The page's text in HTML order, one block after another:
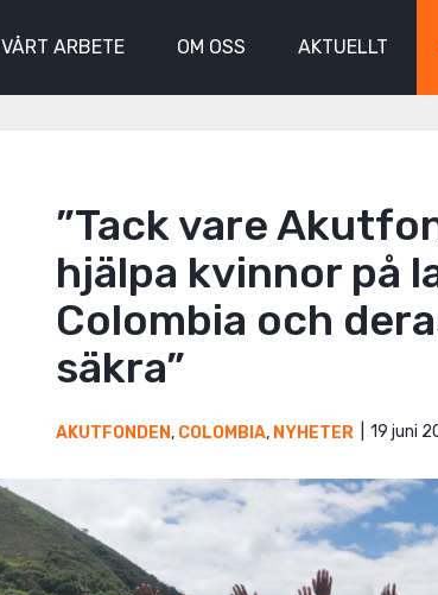
VÅRT ARBETE OM OSS AKTUELLT
”Tack vare
hjälpa kvinnor på
Colombia och
säkra”
AKUTFONDEN, COLOMBIA, NYHETER 19 juni